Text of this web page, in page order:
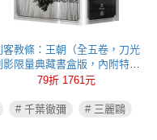
客教條：王朝（全五卷，刀光
影限量典藏書盒版，內附特製
刺客水墨古風海報）
79折 1761元
# 千葉徹彌
# 三麗鷗